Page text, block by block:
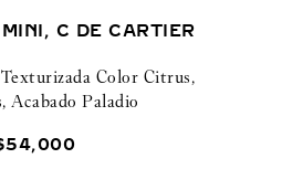
C DE CARTIER
Color Citrus,
Acabado Paladio
54,000